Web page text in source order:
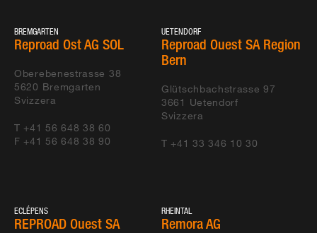
BREMGARTEN
Reproad Ost AG SOL
Oberebenestrasse 38
5620 Bremgarten
Svizzera
T +41 56 648 38 60
F +41 56 648 38 90
UETENDORF
Reproad Ouest SA Region
Bern
Glütschbachstrasse 97
3661 Uetendorf
Svizzera
T +41 33 346 10 30
ECLÉPENS
REPROAD Ouest SA
RHEINTAL
Remora AG